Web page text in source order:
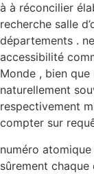
à à réconcilier
recherche salle
départements .
accessibilité
Monde , bien
naturellement
respectivement
compter sur
numéro
sûrement